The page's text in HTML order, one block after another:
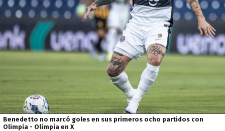
Benedetto no marcó goles en sus primeros ocho partidos con
Olimpia - Olimpia en X